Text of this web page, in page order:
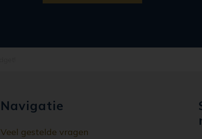
Navigatie
Veel gestelde vragen